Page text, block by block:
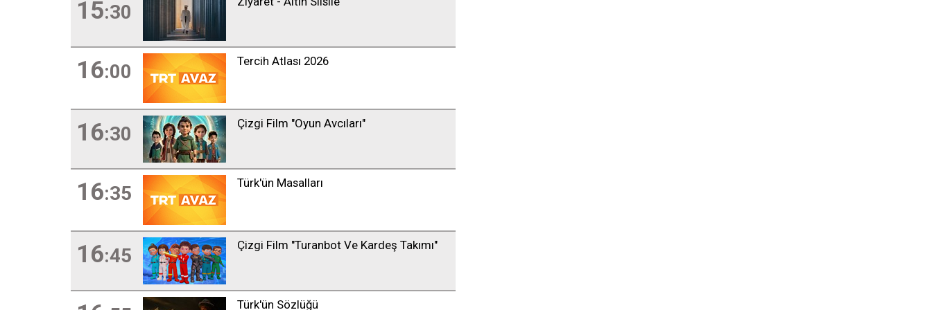
15:30
16:00 Tercih Atlası 2026
16:30 Çizgi Film "Oyun Avcıları"
16:35 Türk'ün Masalları
16:45 Çizgi Film "Turanbot Ve Kardeş Takımı"
Türk'ün Sözlüğü